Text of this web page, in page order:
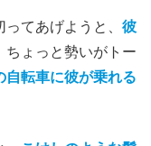
ってあげようと、 彼
ちょっと勢いがトー
自転車に彼が乗れる